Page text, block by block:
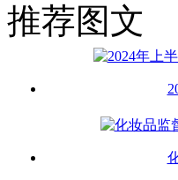
推荐图文